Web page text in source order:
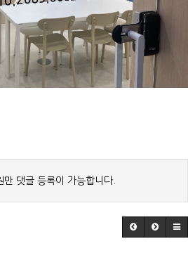
만 댓글 등록이 가능합니다.